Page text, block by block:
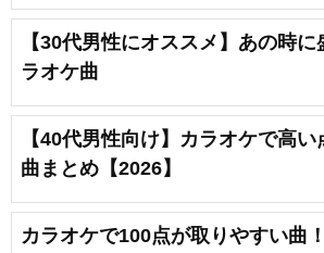
【30代男性にオススメ】あの時
ラオケ曲
【40代男性向け】カラオケで高
曲まとめ【2026】
カラオケで100点が取りやすい曲